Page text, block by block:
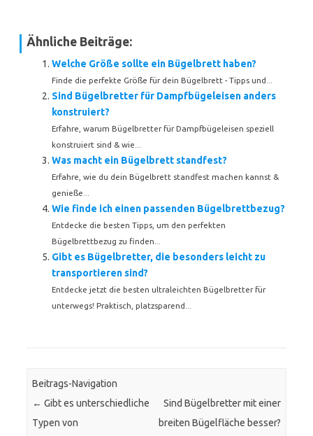
Ähnliche Beiträge:
Welche Größe sollte ein Bügelbrett haben?
Finde die perfekte Größe für dein Bügelbrett - Tipps und...
Sind Bügelbretter für Dampfbügeleisen anders
konstruiert?
Erfahre, warum Bügelbretter für Dampfbügeleisen speziell
konstruiert sind & wie...
Was macht ein Bügelbrett standfest?
Erfahre, wie du dein Bügelbrett standfest machen kannst &
genieße...
Wie finde ich einen passenden Bügelbrettbezug?
Entdecke die besten Tipps, um den perfekten
Bügelbrettbezug zu finden...
Gibt es Bügelbretter, die besonders leicht zu
transportieren sind?
Entdecke jetzt die besten ultraleichten Bügelbretter für
unterwegs! Praktisch, platzsparend...
Beitrags-Navigation
← Gibt es unterschiedliche
Typen von
Sind Bügelbretter mit einer
breiten Bügelfläche besser?